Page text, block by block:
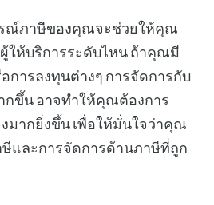
รณ์ภาษีของคุณจะช่วยให้คุณ
ให้บริการระดับไหน ถ้าคุณมี
การลงทุนต่างๆ การจัดการกับ
ขึ้น อาจทำให้คุณต้องการ
งมากยิ่งขึ้น เพื่อให้มั่นใจว่าคุณ
และการจัดการด้านภาษีที่ถูก